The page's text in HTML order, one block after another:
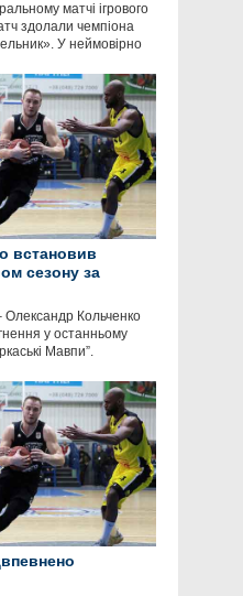
матчі ігрового
здолали чемпіона
У неймовірно
встановив
сезону за
Олександр Кольченко
у останньому
Мавпи”.